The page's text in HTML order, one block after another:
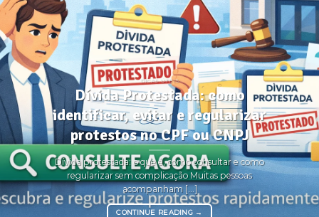
DICAS ÚTEIS
Dívida Protestada: como
identificar, evitar e regularizar
protestos no CPF ou CNPJ
Dívida protestada: o que é, como consultar e como
regularizar sem complicação Muitas pessoas
acompanham [...]
CONTINUE READING →